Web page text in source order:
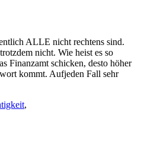
ALLE nicht rechtens sind.
nicht. Wie heist es so
Finanzamt schicken, desto höher
kommt. Aufjeden Fall sehr
,